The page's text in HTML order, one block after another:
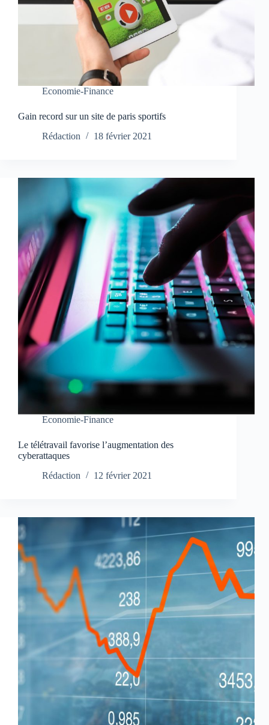
Economie-Finance
Gain record sur un site de paris sportifs
Rédaction
18 février 2021
Economie-Finance
Le télétravail favorise l’augmentation des
cyberattaques
Rédaction
12 février 2021